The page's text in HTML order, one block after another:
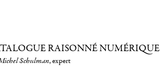
RAISONNÉ NUMÉRIQUE
Schulman, expert